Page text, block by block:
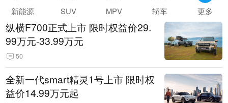
新能源 SUV MPV 轿车 更多
纵横F700正式上市 限时权益价29.
99万元-33.99万元
50
全新一代smart精灵1号上市 限时权
益价14.99万元起